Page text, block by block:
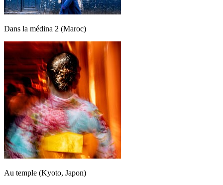
Dans la médina 2 (Maroc)
Au temple (Kyoto, Japon)